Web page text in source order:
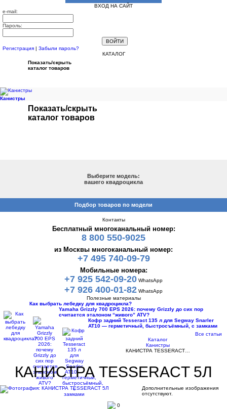
ВХОД НА САЙТ
e-mail:
Пароль:
Регистрация
Забыли пароль?
КАТАЛОГ
Показать/скрыть
каталог товаров
Канистры
Показать/скрыть
каталог товаров
Выберите модель:
вашего квадроцикла
Подбор товаров по модели
Контакты
Бесплатный многоканальный номер:
8 800 550-9025
из Москвы многоканальный номер:
+7 495 740-09-79
Мобильные номера:
+7 925 542-09-20 WhatsApp
+7 926 400-01-82 WhatsApp
Полезные материалы
Как выбрать лебедку для квадроцикла?
Yamaha Grizzly 700 EPS 2026: почему Grizzly до сих пор
считается эталоном “живого” ATV?
Кофр задний Tesseract 135 л для Segway Snarler
AT10 — герметичный, быстросъёмный, с замками
Все статьи
Каталог
Канистры
КАНИСТРА TESSERACT…
КАНИСТРА TESSERACT 5Л
Дополнительные изображения
отсутствуют.
0